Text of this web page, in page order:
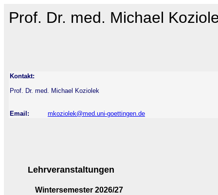
Prof. Dr. med. Michael
Kontakt:
Prof. Dr. med. Michael Koziolek
Email: mkoziolek@med.uni-goettingen.de
Lehrveranstaltungen
Wintersemester 2026/27